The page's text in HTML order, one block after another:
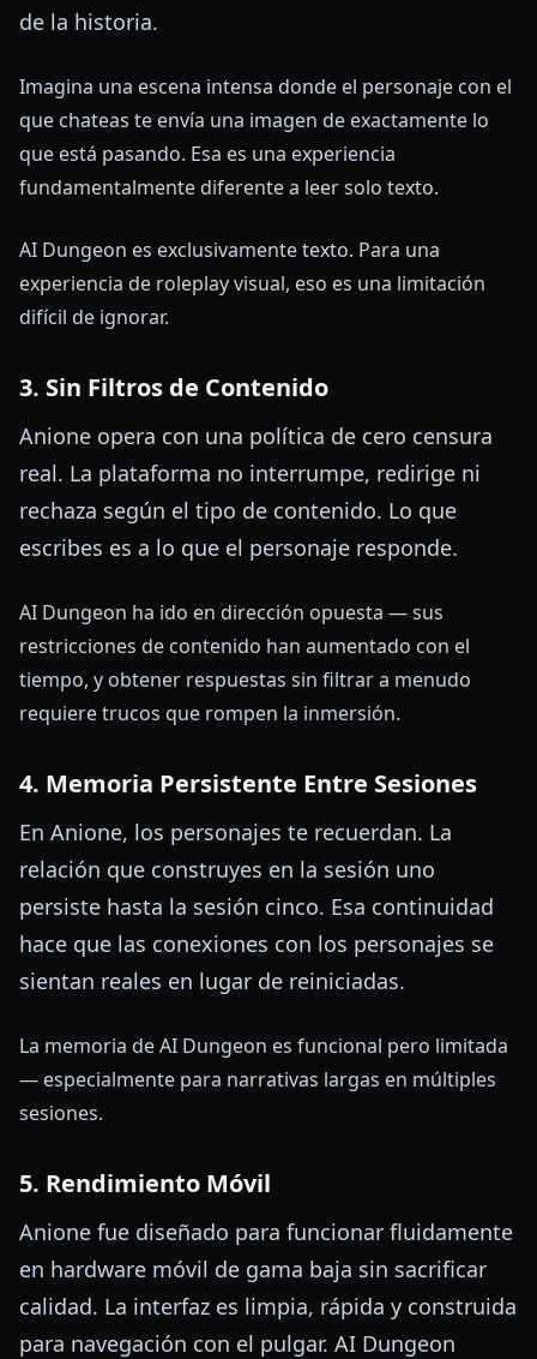
de la historia.
Imagina una escena intensa donde el personaje con el
que chateas te envía una imagen de exactamente lo
que está pasando. Esa es una experiencia
fundamentalmente diferente a leer solo texto.
AI Dungeon es exclusivamente texto. Para una
experiencia de roleplay visual, eso es una limitación
difícil de ignorar.
3. Sin Filtros de Contenido
Anione opera con una política de cero censura
real. La plataforma no interrumpe, redirige ni
rechaza según el tipo de contenido. Lo que
escribes es a lo que el personaje responde.
AI Dungeon ha ido en dirección opuesta — sus
restricciones de contenido han aumentado con el
tiempo, y obtener respuestas sin filtrar a menudo
requiere trucos que rompen la inmersión.
4. Memoria Persistente Entre Sesiones
En Anione, los personajes te recuerdan. La
relación que construyes en la sesión uno
persiste hasta la sesión cinco. Esa continuidad
hace que las conexiones con los personajes se
sientan reales en lugar de reiniciadas.
La memoria de AI Dungeon es funcional pero limitada
— especialmente para narrativas largas en múltiples
sesiones.
5. Rendimiento Móvil
Anione fue diseñado para funcionar fluidamente
en hardware móvil de gama baja sin sacrificar
calidad. La interfaz es limpia, rápida y construida
para navegación con el pulgar. AI Dungeon